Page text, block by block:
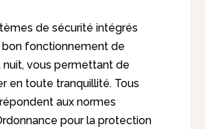
de sécurité intégrés
fonctionnement de
nuit, vous permettant de
en toute tranquillité. Tous
aux normes
pour la protection